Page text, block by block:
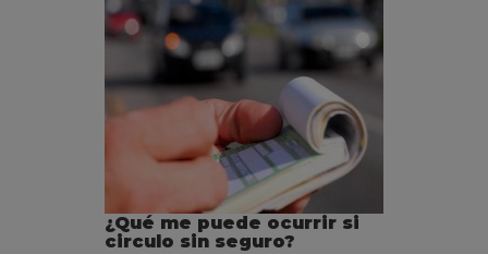
¿Qué me puede ocurrir si
circulo sin seguro?